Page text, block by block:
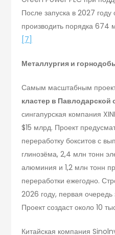
После запуска в 2027
производить порядка 674
[7]
Металлургия и
Самым масштабным
кластер в Павлодарской
сингапурская компания
$15 млрд. Проект
переработку бокситов с
глинозёма, 2,4 млн тонн
алюминия и 1,2 млн тонн
переработки ежегодно.
2026 году, первая очередь
Проект создаст около 10
Китайская компания